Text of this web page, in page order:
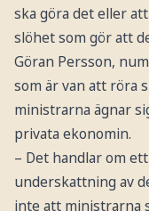
ska göra det eller
slöhet som gör att
Göran Persson,
som är van att röra
ministrarna ägnar
privata ekonomin.
– Det handlar om
underskattning av
inte att ministrarna